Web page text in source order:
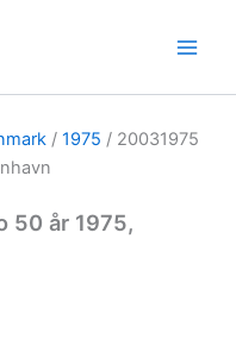
/ 1975 / 20031975
50 år 1975,